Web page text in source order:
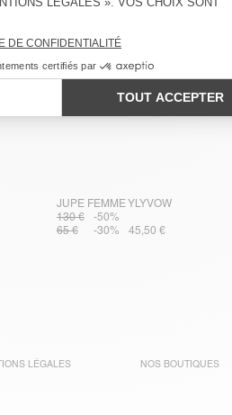
JUPE FEMME YLYVOW
130 €
-50%
65 €
-30% 45,50 €
LÉGALES NOS BOUTIQUES